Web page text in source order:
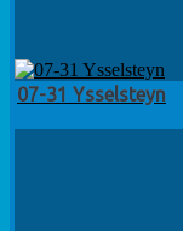
07-31 Ysselsteyn